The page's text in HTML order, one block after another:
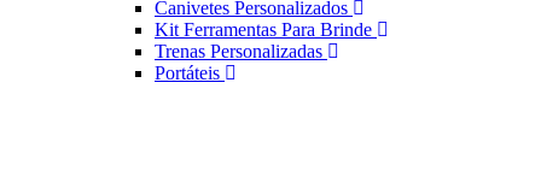
Canivetes Personalizados
Kit Ferramentas Para Brinde
Trenas Personalizadas
Portáteis